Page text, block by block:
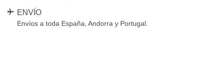
ENVÍO
Envíos a toda España, Andorra y Portugal.